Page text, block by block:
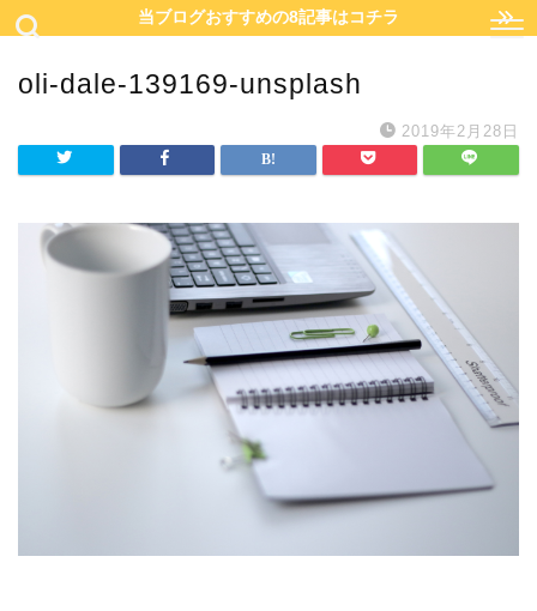
当ブログおすすめの8記事はコチラ
oli-dale-139169-unsplash
2019年2月28日